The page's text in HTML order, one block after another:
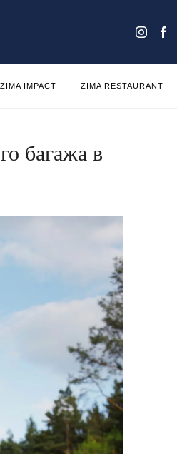
ZIMA IMPACT ZIMA RESTAURANT
багажа в